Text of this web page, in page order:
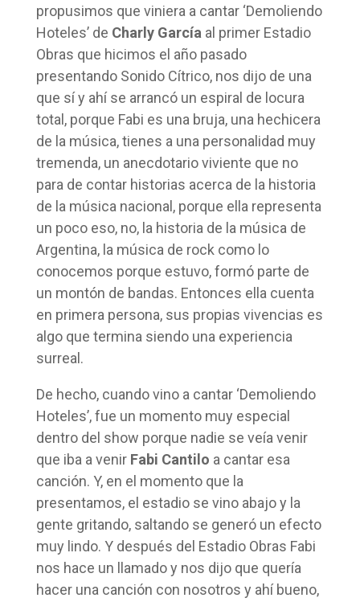
propusimos que viniera a cantar ‘Demoliendo
Hoteles’ de Charly García al primer Estadio
Obras que hicimos el año pasado
presentando Sonido Cítrico, nos dijo de una
que sí y ahí se arrancó un espiral de locura
total, porque Fabi es una bruja, una hechicera
de la música, tienes a una personalidad muy
tremenda, un anecdotario viviente que no
para de contar historias acerca de la historia
de la música nacional, porque ella representa
un poco eso, no, la historia de la música de
Argentina, la música de rock como lo
conocemos porque estuvo, formó parte de
un montón de bandas. Entonces ella cuenta
en primera persona, sus propias vivencias es
algo que termina siendo una experiencia
surreal.
De hecho, cuando vino a cantar ‘Demoliendo
Hoteles’, fue un momento muy especial
dentro del show porque nadie se veía venir
que iba a venir Fabi Cantilo a cantar esa
canción. Y, en el momento que la
presentamos, el estadio se vino abajo y la
gente gritando, saltando se generó un efecto
muy lindo. Y después del Estadio Obras Fabi
nos hace un llamado y nos dijo que quería
hacer una canción con nosotros y ahí bueno,